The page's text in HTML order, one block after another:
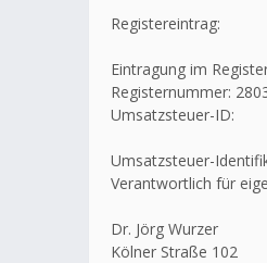
Registereintrag:
Eintragung im
Registernummer:
Umsatzsteuer-ID:
Umsatzsteuer-
Verantwortlich für
Dr. Jörg Wurzer
Kölner Straße 102